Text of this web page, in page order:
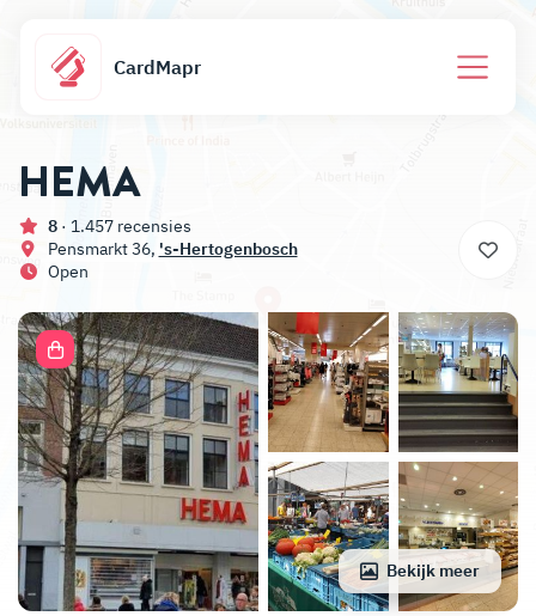
CardMapr
HEMA
8 · 1.457 recensies
Pensmarkt 36, 's-Hertogenbosch
Open
Bekijk meer